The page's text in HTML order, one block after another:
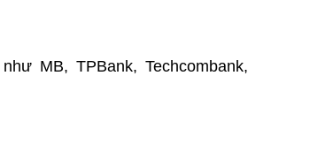
MB, TPBank, Techcombank,